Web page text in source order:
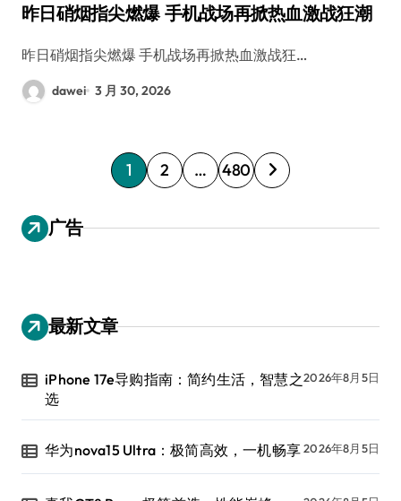
昨日硝烟指尖燃爆 手机战场再掀热血激战狂潮
昨日硝烟指尖燃爆 手机战场再掀热血激战狂…
dawei 3 月 30, 2026
文
章
分
1 2 … 480
广告
最新文章
iPhone 17e导购指南：简约生活，智慧之
选
2026年8月5日
华为nova15 Ultra：极简高效，一机畅享2026年8月5日